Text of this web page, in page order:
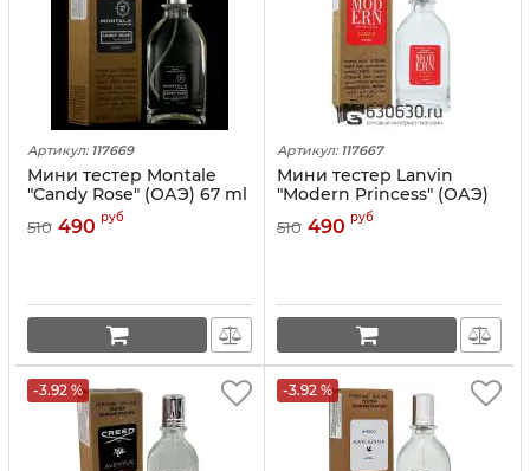
Артикул: 117669
Мини тестер Montale
"Candy Rose" (ОАЭ) 67 ml
510 490 руб
Артикул: 117667
Мини тестер Lanvin
"Modern Princess" (ОАЭ)
510 490 руб
-3.92 % -3.92 %